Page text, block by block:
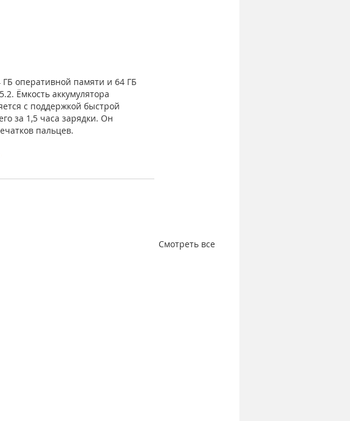
оперативной памяти и 64 ГБ
Ёмкость аккумулятора
с поддержкой быстрой
за 1,5 часа зарядки. Он
пальцев.
Смотреть все